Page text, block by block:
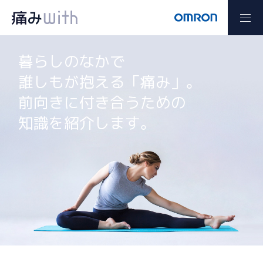
暮らしのなかで
誰しもが抱える「痛み」。
前向きに付き合うための
知識を紹介します。